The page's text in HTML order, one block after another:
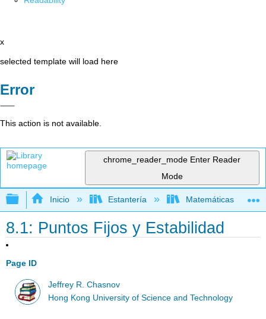
x
selected template will load here
Error
This action is not available.
chrome_reader_mode Enter Reader
Mode
Expandir/contraer jerarquía global
Inicio Estantería Matemáticas
8.1: Puntos Fijos y Estabilidad
Page ID
Jeffrey R. Chasnov
Hong Kong University of Science and Technology